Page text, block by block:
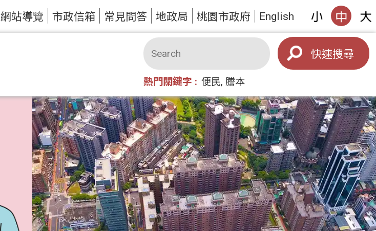
網站導覽 市政信箱 常見問答 地政局 桃園市政府 English
搜尋
熱門關鍵字 便民 謄本